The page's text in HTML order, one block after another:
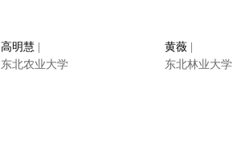
高明慧
东北农业大学
黄薇
东北林业大学